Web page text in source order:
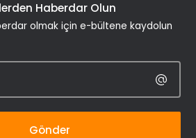
Haberdar Olun
olmak için e-bültene kaydolun
Gönder